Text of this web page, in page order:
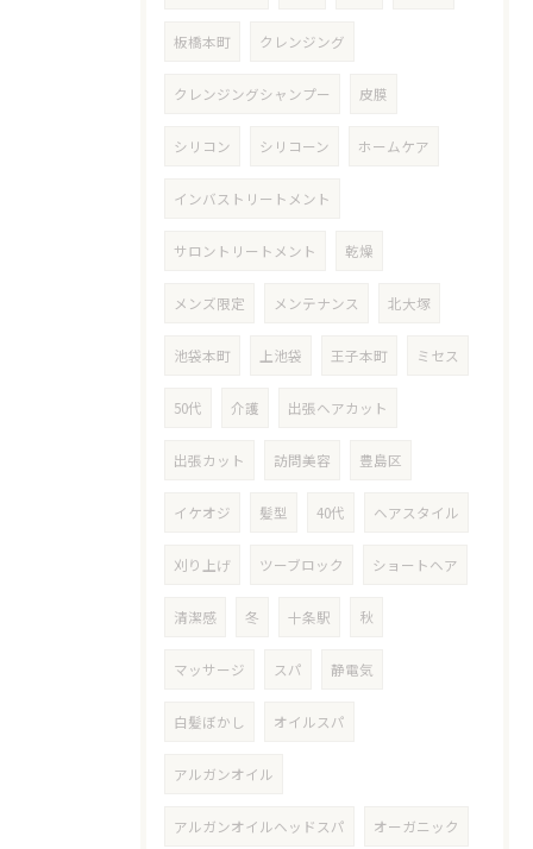
板橋本町 クレンジング
クレンジングシャンプー 皮膜
シリコン シリコーン ホームケア
インバストリートメント
サロントリートメント 乾燥
メンズ限定 メンテナンス 北大塚
池袋本町 上池袋 王子本町 ミセス
50代 介護 出張ヘアカット
出張カット 訪問美容 豊島区
イケオジ 髪型 40代 ヘアスタイル
刈り上げ ツーブロック ショートヘア
清潔感 冬 十条駅 秋
マッサージ スパ 静電気
白髪ぼかし オイルスパ
アルガンオイル
アルガンオイルヘッドスパ オーガニック